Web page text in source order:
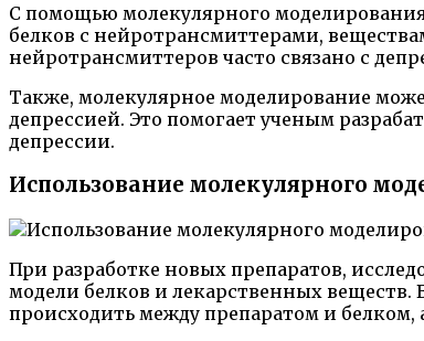
С помощью молекулярного
белков с нейротрансмиттерами,
нейротрансмиттеров часто связано с
Также, молекулярное моделирование
депрессией. Это помогает ученым
депрессии.
Использование молекулярного
При разработке новых препаратов,
модели белков и лекарственных веществ.
происходить между препаратом и белком,